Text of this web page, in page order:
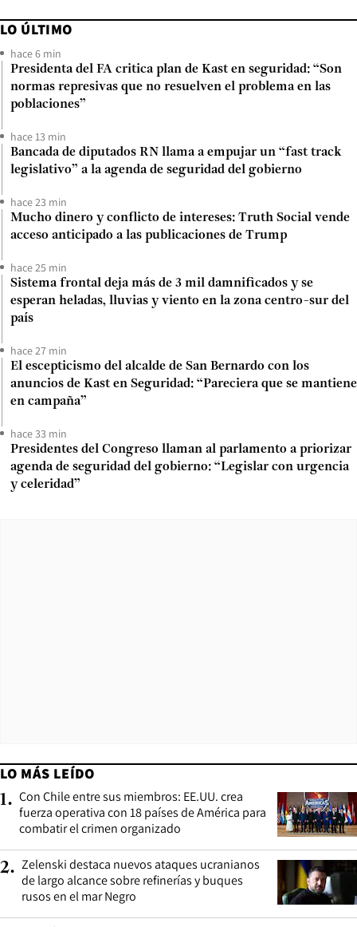
LO ÚLTIMO
hace 6 min
Presidenta del FA critica plan de Kast en seguridad: “Son
normas represivas que no resuelven el problema en las
poblaciones”
hace 13 min
Bancada de diputados RN llama a empujar un “fast track
legislativo” a la agenda de seguridad del gobierno
hace 23 min
Mucho dinero y conflicto de intereses: Truth Social vende
acceso anticipado a las publicaciones de Trump
hace 25 min
Sistema frontal deja más de 3 mil damnificados y se
esperan heladas, lluvias y viento en la zona centro-sur del
país
hace 27 min
El escepticismo del alcalde de San Bernardo con los
anuncios de Kast en Seguridad: “Pareciera que se mantiene
en campaña”
hace 33 min
Presidentes del Congreso llaman al parlamento a priorizar
agenda de seguridad del gobierno: “Legislar con urgencia
y celeridad”
LO MÁS LEÍDO
1. Con Chile entre sus miembros: EE.UU. crea
fuerza operativa con 18 países de América para
combatir el crimen organizado
2. Zelenski destaca nuevos ataques ucranianos
de largo alcance sobre refinerías y buques
rusos en el mar Negro